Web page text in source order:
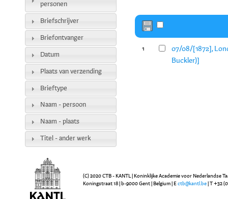
1
07/08/[1872],
Buckler)]
personen
Briefschrijver
Briefontvanger
Datum
Plaats van verzending
Brieftype
Naam - persoon
Naam - plaats
Titel - ander werk
(C) 2020 CTB - KANTL | Koninklijke Academie voor Nederlandse
Koningstraat 18 | b-9000 Gent | Belgium | E ctb@kantl.be | T +32